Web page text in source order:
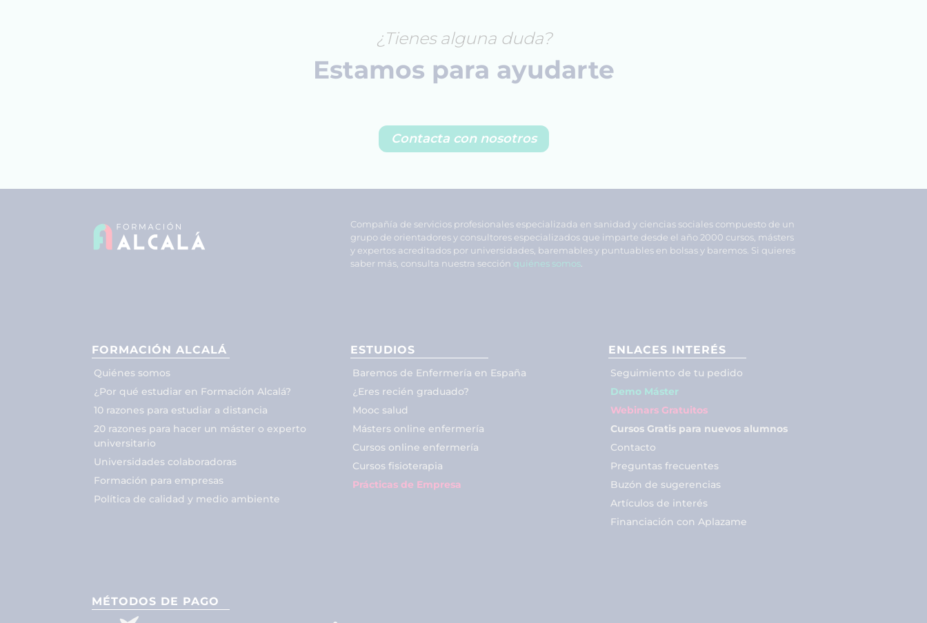
¿Tienes alguna duda?
Estamos para ayudarte
Contacta con nosotros
Compañía de servicios profesionales especializada en sanidad y ciencias sociales compuesto de un
grupo de orientadores y consultores especializados que imparte desde el año 2000 cursos, másters
y expertos acreditados por universidades, baremables y puntuables en bolsas y baremos. Si quieres
saber más, consulta nuestra sección quiénes somos.
FORMACIÓN ALCALÁ
Quiénes somos
¿Por qué estudiar en Formación Alcalá?
10 razones para estudiar a distancia
20 razones para hacer un máster o experto
universitario
Universidades colaboradoras
Formación para empresas
Política de calidad y medio ambiente
ESTUDIOS
Baremos de Enfermería en España
¿Eres recién graduado?
Mooc salud
Másters online enfermería
Cursos online enfermería
Cursos fisioterapia
Prácticas de Empresa
ENLACES INTERÉS
Seguimiento de tu pedido
Demo Máster
Webinars Gratuitos
Cursos Gratis para nuevos alumnos
Contacto
Preguntas frecuentes
Buzón de sugerencias
Artículos de interés
Financiación con Aplazame
MÉTODOS DE PAGO